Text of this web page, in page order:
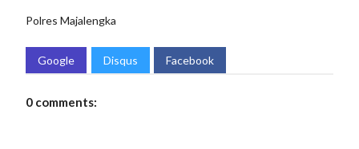
Polres Majalengka
Google Disqus Facebook
0 comments: